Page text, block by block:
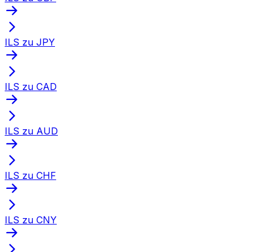
ILS zu JPY
ILS zu CAD
ILS zu AUD
ILS zu CHF
ILS zu CNY